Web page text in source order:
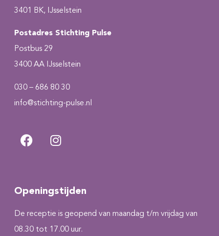
3401 BK, IJsselstein
Postadres Stichting Pulse
Postbus 29
3400 AA IJsselstein
030 – 686 80 30
info@stichting-pulse.nl
Openingstijden
De receptie is geopend van maandag t/m vrijdag van
08.30 tot 17.00 uur.